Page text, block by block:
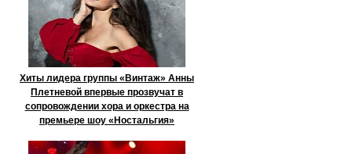
Хиты лидера группы «Винтаж» Анны
Плетневой впервые прозвучат в
сопровождении хора и оркестра на
премьере шоу «Ностальгия»